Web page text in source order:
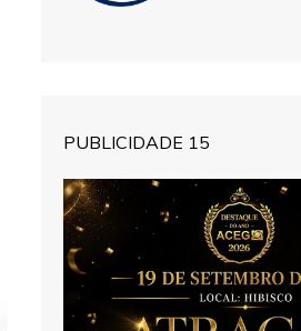
PUBLICIDADE 15